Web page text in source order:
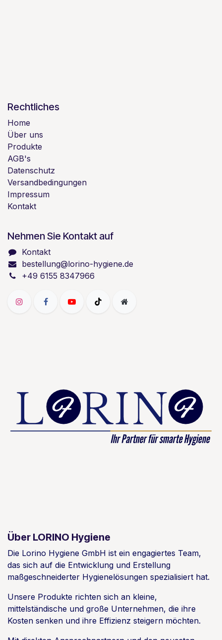
Rechtliches
Home
Über uns
Produkte
AGB's
Datenschutz
Versandbedingungen
Impressum
Kontakt
Nehmen Sie Kontakt auf
Kontakt
bestellung@lorino-hygiene.de
+49 6155 8347966
Über LORINO Hygiene
Die Lorino Hygiene GmbH ist ein engagiertes Team,
das sich auf die Entwicklung und Erstellung
maßgeschneiderter Hygienelösungen spezialisiert hat.
Unsere Produkte richten sich an kleine,
mittelständische und große Unternehmen, die ihre
Kosten senken und ihre Effizienz steigern möchten.